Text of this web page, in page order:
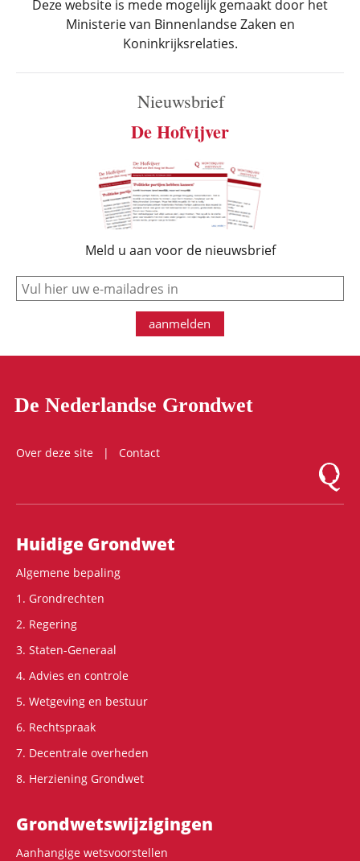
Deze website is mede mogelijk gemaakt door het
Ministerie van Binnenlandse Zaken en
Koninkrijksrelaties.
Nieuwsbrief
De Hofvijver
Meld u aan voor de nieuwsbrief
e-mail
aanmelden
De Nederlandse Grondwet
Over deze site
Contact
Logo
Hoofdnavigatie
Huidige Grondwet
Algemene bepaling
1. Grondrechten
2. Regering
3. Staten-Generaal
4. Advies en controle
5. Wetgeving en bestuur
6. Rechtspraak
7. Decentrale overheden
8. Herziening Grondwet
Grondwets­wijzigingen
Aanhangige wetsvoorstellen